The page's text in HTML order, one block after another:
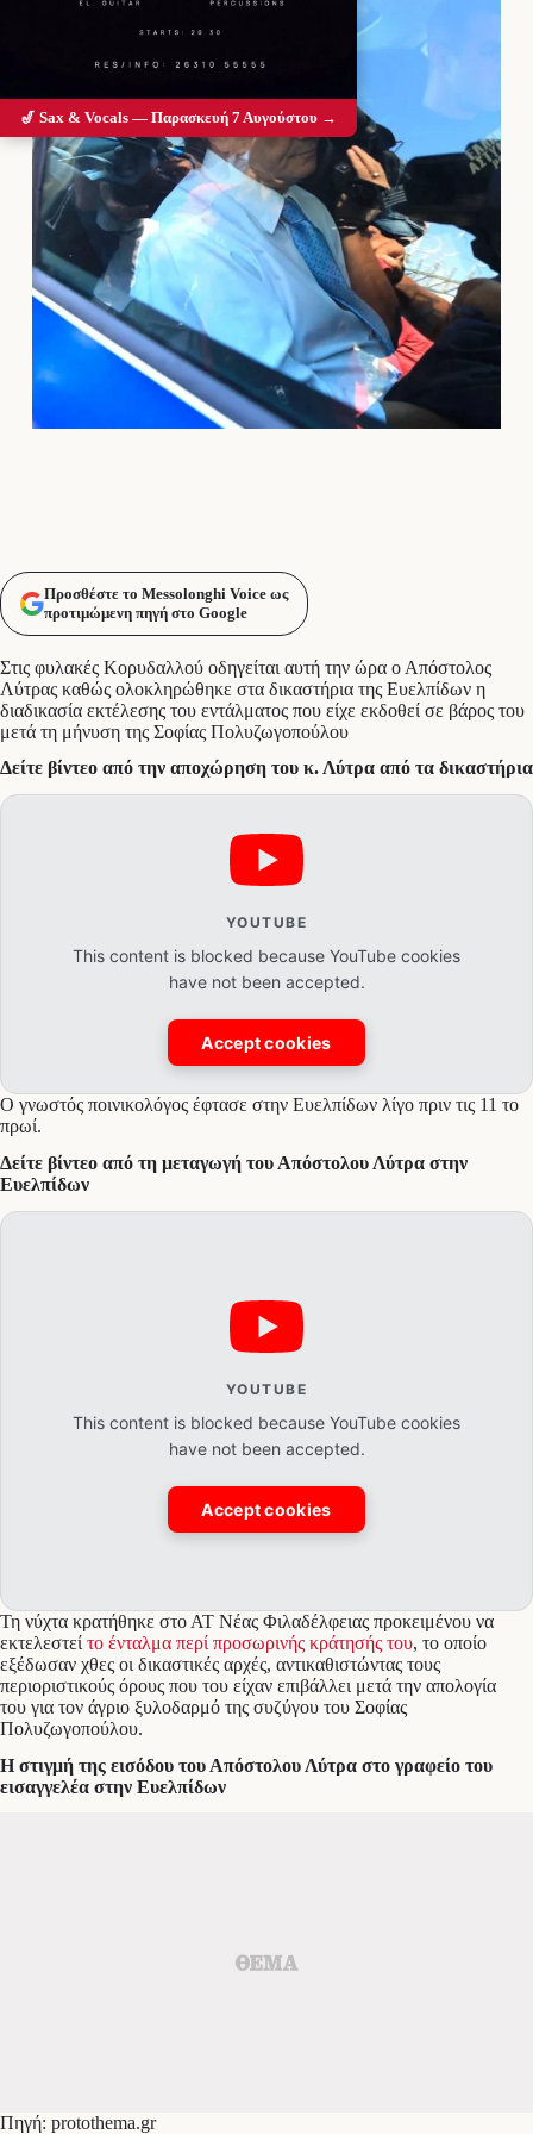
Προσθέστε το Messolonghi Voice ως
προτιμώμενη πηγή στο Google
Στις φυλακές Κορυδαλλού οδηγείται αυτή την ώρα ο Απόστολος
Λύτρας καθώς ολοκληρώθηκε στα δικαστήρια της Ευελπίδων η
διαδικασία εκτέλεσης του εντάλματος που είχε εκδοθεί σε βάρος του
μετά τη μήνυση της Σοφίας Πολυζωγοπούλου
Δείτε βίντεο από την αποχώρηση του κ. Λύτρα από τα δικαστήρια
YOUTUBE
This content is blocked because YouTube cookies
have not been accepted.
Accept cookies
Ο γνωστός ποινικολόγος έφτασε στην Ευελπίδων λίγο πριν τις 11 το
πρωί.
Δείτε βίντεο από τη μεταγωγή του Απόστολου Λύτρα στην
Ευελπίδων
YOUTUBE
This content is blocked because YouTube cookies
have not been accepted.
Accept cookies
Τη νύχτα κρατήθηκε στο ΑΤ Νέας Φιλαδέλφειας προκειμένου να
εκτελεστεί το ένταλμα περί προσωρινής κράτησής του, το οποίο
εξέδωσαν χθες οι δικαστικές αρχές, αντικαθιστώντας τους
περιοριστικούς όρους που του είχαν επιβάλλει μετά την απολογία
του για τον άγριο ξυλοδαρμό της συζύγου του Σοφίας
Πολυζωγοπούλου.
H στιγμή της εισόδου του Απόστολου Λύτρα στο γραφείο του
εισαγγελέα στην Ευελπίδων
Πηγή: protothema.gr
🎷 Sax & Vocals — Παρασκευή 7 Αυγούστου →